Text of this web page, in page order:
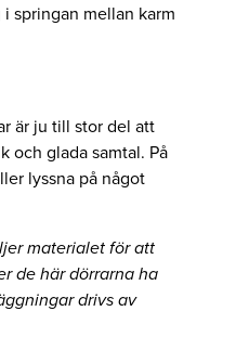
springan mellan karm
är ju till stor del att
och glada samtal. På
lyssna på något
materialet för att
de här dörrarna ha
drivs av